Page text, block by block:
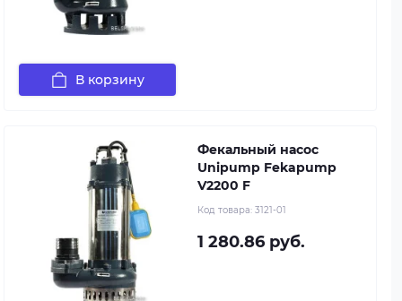
В корзину
Фекальный насос
Unipump Fekapump
V2200 F
Код товара: 3121-01
1 280.86 руб.